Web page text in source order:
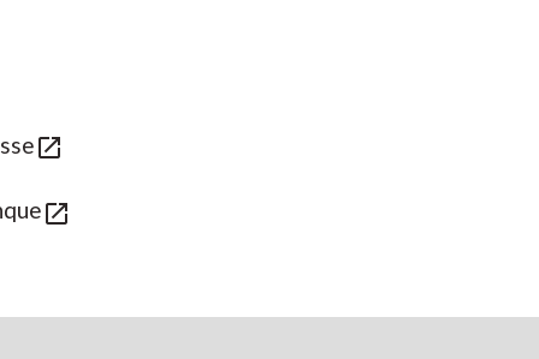
open_in_new
open_in_new